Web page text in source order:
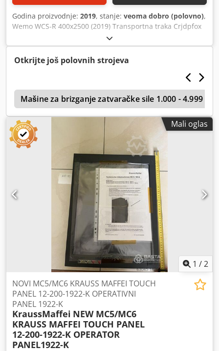
Godina proizvodnje: 2019, stanje: veoma dobro (polovno),
Wemo WCS-R 400x2500 (2019) Transportna traka Crjdpfox
U Dh Uox Akisf Dimenzije: 400x2500 mm Godina
proizvodnje: 2019
Otkrijte još polovnih strojeva
Mašine za brizganje zatvaračke sile 1.000 - 4.999 kN
Mali oglas
1 /2
NOVI MC5/MC6 KRAUSS MAFFEI TOUCH
PANEL 12-200-1922-K OPERATIVNI
PANEL 1922-K
KraussMaffei NEW MC5/MC6
KRAUSS MAFFEI TOUCH PANEL
12-200-1922-K OPERATOR
PANEL1922-K